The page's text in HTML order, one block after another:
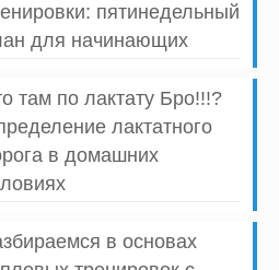
пятинедельный
для начинающих
там по лактату Бро!!!?
лактатного
в домашних
в основах